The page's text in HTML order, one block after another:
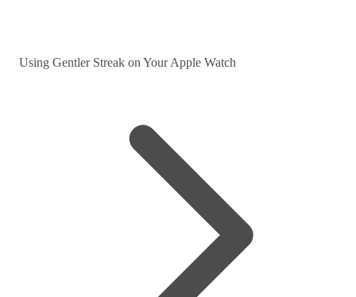
Using Gentler Streak on Your Apple Watch